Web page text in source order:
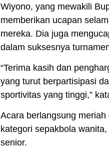
Wiyono, yang mewakili
memberikan ucapan
mereka. Dia juga
dalam suksesnya
“Terima kasih dan
yang turut berpartisipasi
sportivitas yang tinggi,”
Acara berlangsung
kategori sepakbola
senior.